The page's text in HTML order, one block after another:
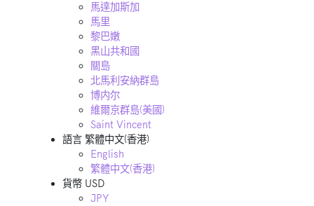
馬達加斯加
馬里
黎巴嫩
黑山共和國
關島
北馬利安納群島
博内尔
維爾京群島(美國)
Saint Vincent
語言 繁體中文(香港)
English
繁體中文(香港)
貨幣 USD
JPY